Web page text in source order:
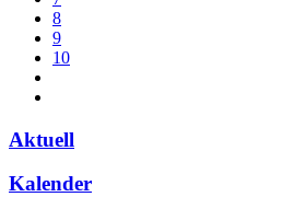
8
9
10
Aktuell
Kalender